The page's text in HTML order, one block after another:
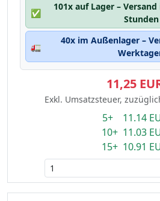
✅
101x auf Lager –
Stunden
🚛
40x im Außenlager –
11,25
Exkl. Umsatzsteuer,
5+ 11.14
10+ 11.03
15+ 10.91